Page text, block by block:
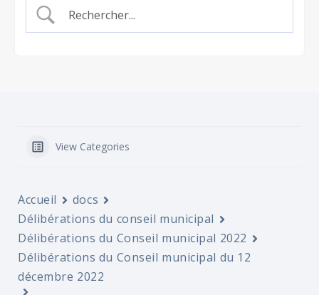
View Categories
Accueil
docs
Délibérations du conseil municipal
Délibérations du Conseil municipal 2022
Délibérations du Conseil municipal du 12
décembre 2022